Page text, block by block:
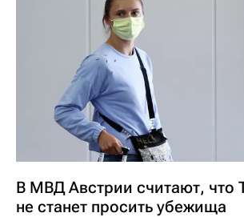
В МВД Австрии считают, что
не станет просить убежища